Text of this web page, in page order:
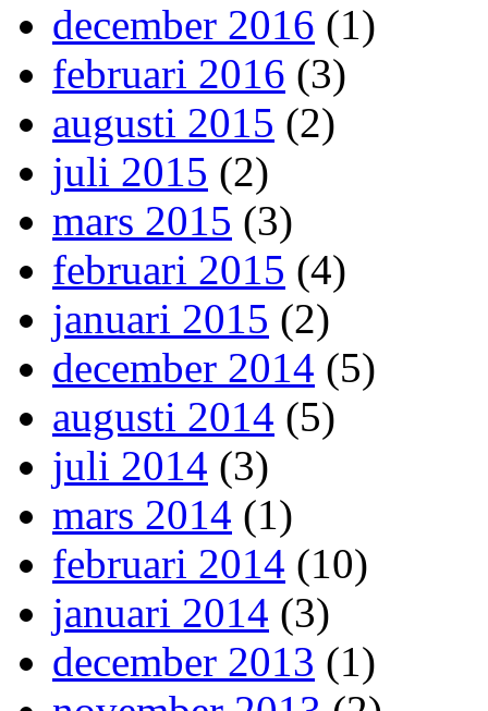
december 2016 (1)
februari 2016 (3)
augusti 2015 (2)
juli 2015 (2)
mars 2015 (3)
februari 2015 (4)
januari 2015 (2)
december 2014 (5)
augusti 2014 (5)
juli 2014 (3)
mars 2014 (1)
februari 2014 (10)
januari 2014 (3)
december 2013 (1)